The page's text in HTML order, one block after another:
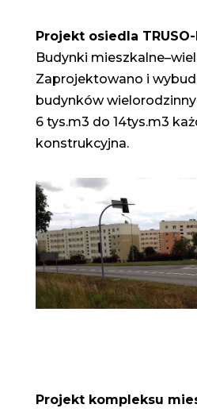
Projekt osiedla
Budynki
Zaprojektowano i
budynków
6 tys.m3 do 14tys.m3
konstrukcyjna.
Projekt kompleksu